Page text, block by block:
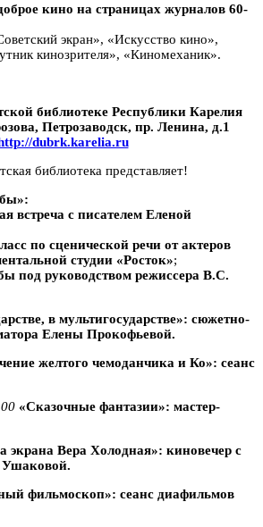
кино на страницах журналов 60-
экран», «Искусство кино»,
кинозрителя», «Киномеханик».
библиотеке Республики Карелия
Петрозаводск, пр. Ленина, д.1
dubrk.karelia.ru
библиотека представляет!
встреча с писателем Еленой
по сценической речи от актеров
студии «Росток»;
под руководством режиссера В.С.
в мультигосударстве»: сюжетно-
Елены Прокофьевой.
желтого чемоданчика и Ко»: сеанс
«Сказочные фантазии»: мастер-
экрана Вера Холодная»: киновечер с
Ушаковой.
фильмоскоп»: сеанс диафильмов